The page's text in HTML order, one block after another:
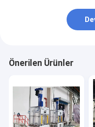
Önerilen Ürünler